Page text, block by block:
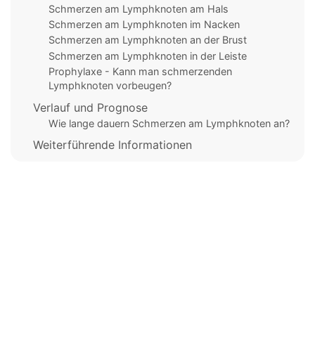
Schmerzen am Lymphknoten am Hals
Schmerzen am Lymphknoten im Nacken
Schmerzen am Lymphknoten an der Brust
Schmerzen am Lymphknoten in der Leiste
Prophylaxe - Kann man schmerzenden
Lymphknoten vorbeugen?
Verlauf und Prognose
Wie lange dauern Schmerzen am Lymphknoten an?
Weiterführende Informationen